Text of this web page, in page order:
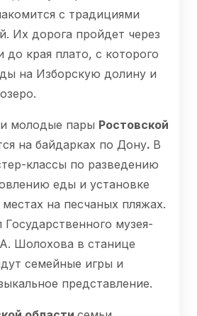
с традициями
Их дорога пройдет через
до края плато, с которого
на Изборскую долину и
молодые пары Ростовской
на байдарках по Дону. В
классы по разведению
еды и установке
на песчаных пляжах.
музея-
Шолохова в станице
семейные игры и
представление.